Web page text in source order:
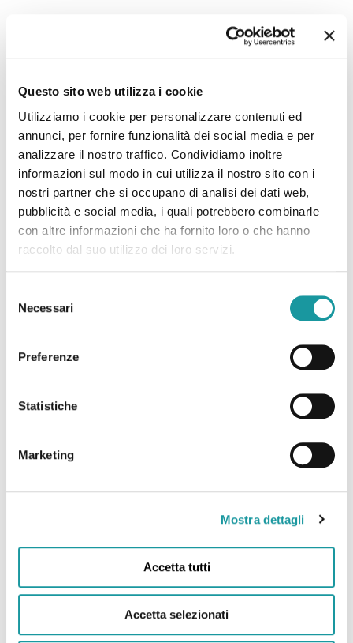
Questo sito web utilizza i cookie
Utilizziamo i cookie per personalizzare contenuti ed
annunci, per fornire funzionalità dei social media e per
analizzare il nostro traffico. Condividiamo inoltre
informazioni sul modo in cui utilizza il nostro sito con i
nostri partner che si occupano di analisi dei dati web,
pubblicità e social media, i quali potrebbero combinarle
con altre informazioni che ha fornito loro o che hanno
raccolto dal suo utilizzo dei loro servizi.
delNecessari
Preferenze
Statistiche
Marketing
Mostra dettagli
Accetta tutti
Accetta selezionati
che assieme ad Ageop ha portato ai più piccoli il teatro in
corsia: ‘Ha saputo curare’”
Leggi tutto
all’infermiere che portò il sorriso in corsia. “Anima